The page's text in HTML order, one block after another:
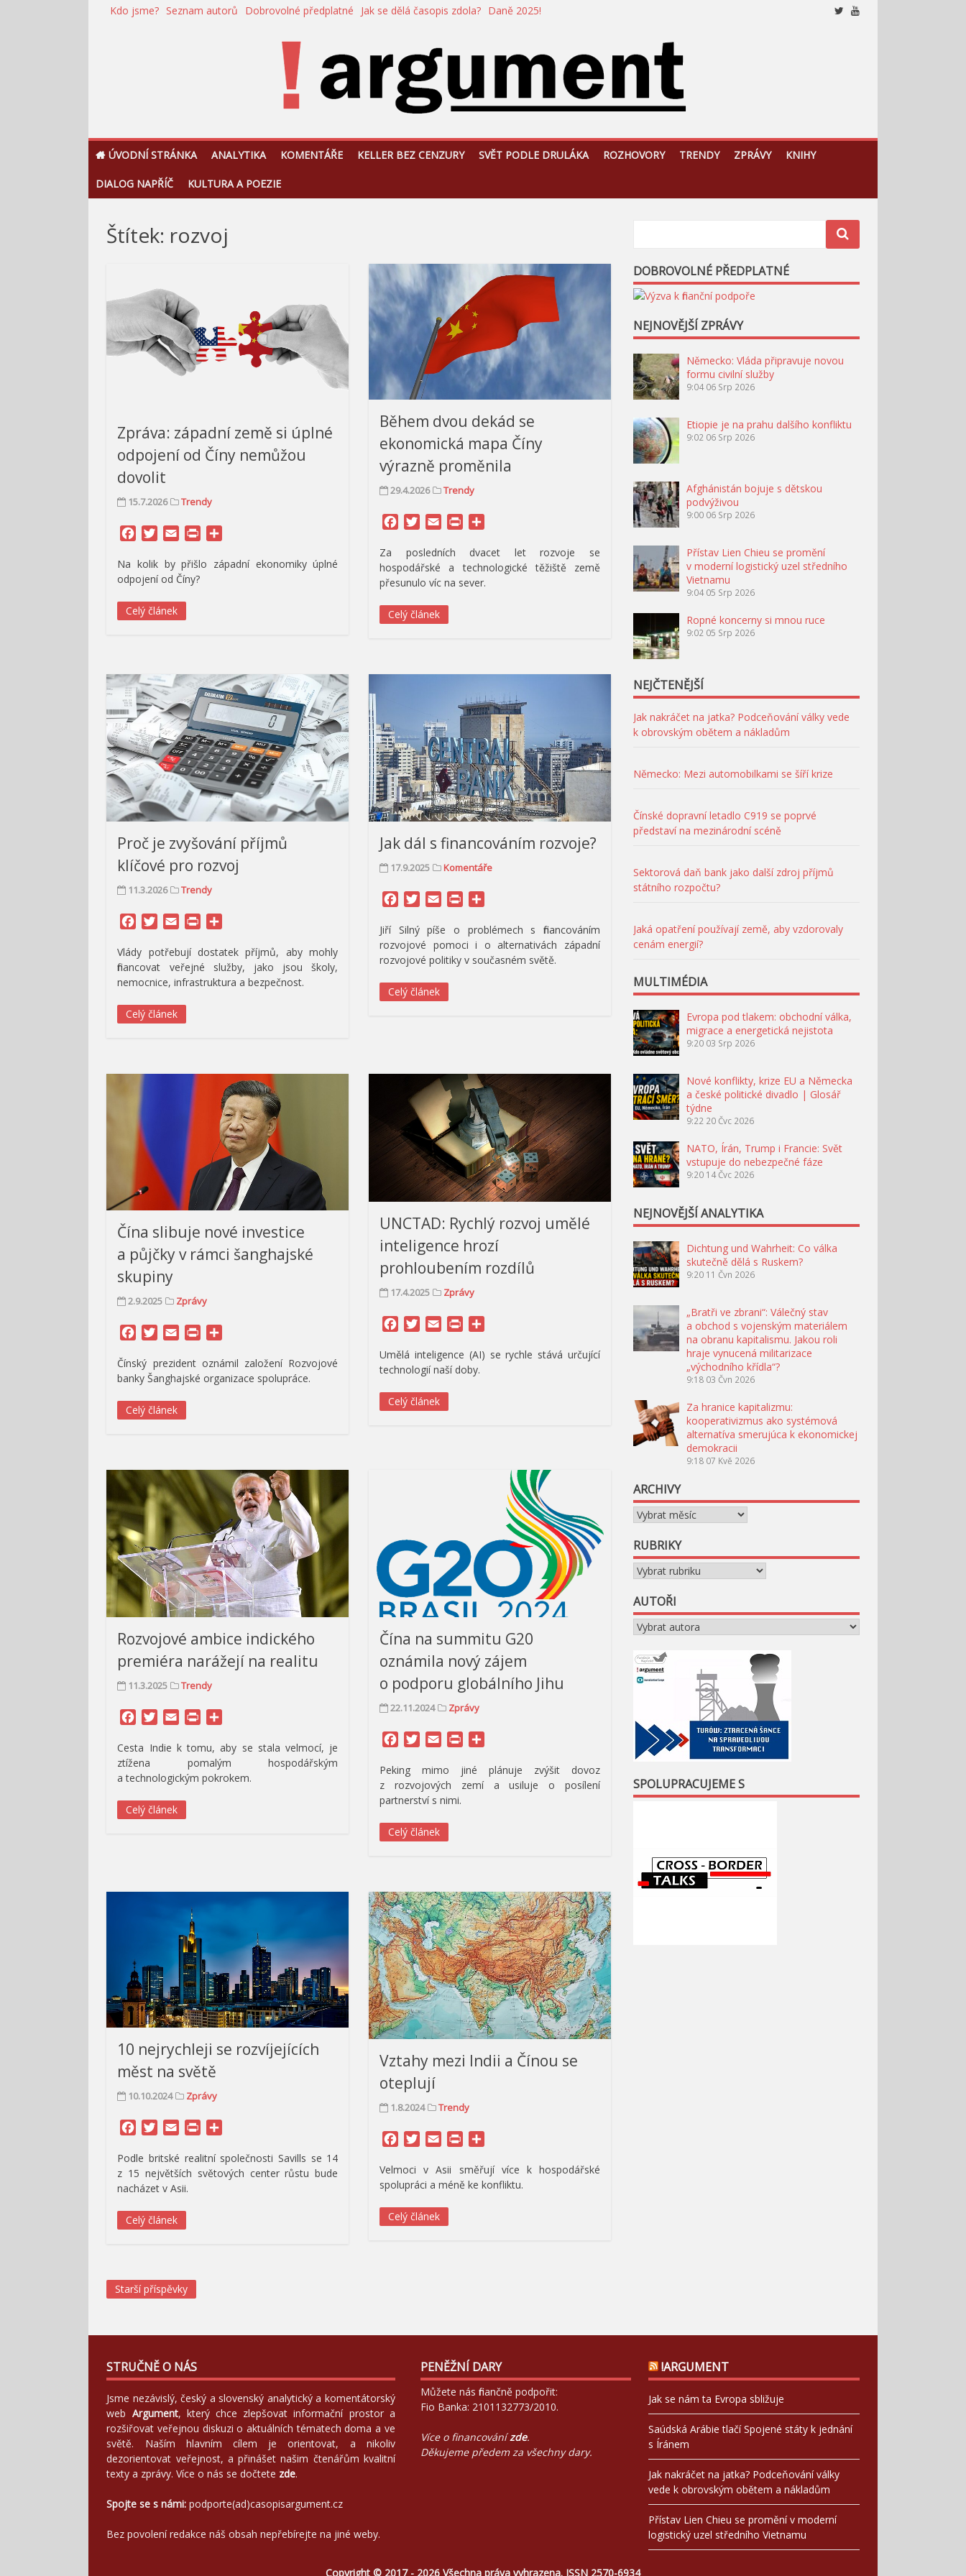
PřeskočitKdo jsme? Seznam autorů Dobrovolné předplatné Jak se dělá časopis zdola? Daně 2025!
!Argument
ÚVODNÍ STRÁNKA ANALYTIKA KOMENTÁŘE KELLER BEZ CENZURY SVĚT PODLE DRULÁKA ROZHOVORY TRENDY ZPRÁVY KNIHY
DIALOG NAPŘÍČ KULTURA A POEZIE
Štítek: rozvoj
Zpráva: západní země si úplné
odpojení od Číny nemůžou
dovolit
15.7.2026 Trendy
Facebook
Twitter
Email Print
Na kolik by přišlo západní ekonomiky úplné
odpojení od Číny?
Celý článek
Během dvou dekád se
ekonomická mapa Číny
výrazně proměnila
29.4.2026 Trendy
Facebook
Twitter
Email Print
Za posledních dvacet let rozvoje se
hospodářské a technologické těžiště země
přesunulo víc na sever.
Celý článek
Proč je zvyšování příjmů
klíčové pro rozvoj
11.3.2026 Trendy
Facebook
Twitter
Email Print
Vlády potřebují dostatek příjmů, aby mohly
financovat veřejné služby, jako jsou školy,
nemocnice, infrastruktura a bezpečnost.
Celý článek
Jak dál s financováním rozvoje?
17.9.2025 Komentáře
Facebook
Twitter
Email Print
Jiří Silný píše o problémech s financováním
rozvojové pomoci i o alternativách západní
rozvojové politiky v současném světě.
Celý článek
Čína slibuje nové investice
a půjčky v rámci šanghajské
skupiny
2.9.2025 Zprávy
Facebook
Twitter
Email Print
Čínský prezident oznámil založení Rozvojové
banky Šanghajské organizace spolupráce.
Celý článek
UNCTAD: Rychlý rozvoj umělé
inteligence hrozí
prohloubením rozdílů
17.4.2025 Zprávy
Facebook
Twitter
Email Print
Umělá inteligence (AI) se rychle stává určující
technologií naší doby.
Celý článek
Rozvojové ambice indického
premiéra narážejí na realitu
11.3.2025 Trendy
Facebook
Twitter
Email Print
Cesta Indie k tomu, aby se stala velmocí, je
ztížena pomalým hospodářským
a technologickým pokrokem.
Celý článek
Čína na summitu G20
oznámila nový zájem
o podporu globálního Jihu
22.11.2024 Zprávy
Facebook
Twitter
Email Print
Peking mimo jiné plánuje zvýšit dovoz
z rozvojových zemí a usiluje o posílení
partnerství s nimi.
Celý článek
10 nejrychleji se rozvíjejících
měst na světě
10.10.2024 Zprávy
Facebook
Twitter
Email Print
Podle britské realitní společnosti Savills se 14
z 15 největších světových center růstu bude
nacházet v Asii.
Celý článek
Vztahy mezi Indii a Čínou se
oteplují
1.8.2024 Trendy
Facebook
Twitter
Email Print
Velmoci v Asii směřují více k hospodářské
spolupráci a méně ke konfliktu.
Celý článek
Navigace
příspěvky
Starší příspěvky
DOBROVOLNÉ PŘEDPLATNÉ
NEJNOVĚJŠÍ ZPRÁVY
Německo: Vláda připravuje novou
formu civilní služby
9:04 06 Srp 2026
Etiopie je na prahu dalšího konfliktu
9:02 06 Srp 2026
Afghánistán bojuje s dětskou
podvýživou
9:00 06 Srp 2026
Přístav Lien Chieu se promění
v moderní logistický uzel středního
Vietnamu
9:04 05 Srp 2026
Ropné koncerny si mnou ruce
9:02 05 Srp 2026
NEJČTENĚJŠÍ
Jak nakráčet na jatka? Podceňování války vede
k obrovským obětem a nákladům
Německo: Mezi automobilkami se šíří krize
Čínské dopravní letadlo C919 se poprvé
představí na mezinárodní scéně
Sektorová daň bank jako další zdroj příjmů
státního rozpočtu?
Jaká opatření používají země, aby vzdorovaly
cenám energií?
MULTIMÉDIA
Evropa pod tlakem: obchodní válka,
migrace a energetická nejistota
9:20 03 Srp 2026
Nové konflikty, krize EU a Německa
a české politické divadlo | Glosář
týdne
9:22 20 Čvc 2026
NATO, Írán, Trump i Francie: Svět
vstupuje do nebezpečné fáze
9:20 14 Čvc 2026
NEJNOVĚJŠÍ ANALYTIKA
Dichtung und Wahrheit: Co válka
skutečně dělá s Ruskem?
9:20 11 Čvn 2026
„Bratři ve zbrani“: Válečný stav
a obchod s vojenským materiálem
na obranu kapitalismu. Jakou roli
hraje vynucená militarizace
„východního křídla“?
9:18 03 Čvn 2026
Za hranice kapitalizmu:
kooperativizmus ako systémová
alternatíva smerujúca k ekonomickej
demokracii
9:18 07 Kvě 2026
ARCHIVY
Archivy
RUBRIKY
Rubriky
AUTOŘI
SPOLUPRACUJEME S
STRUČNĚ O NÁS
Jsme nezávislý, český a slovenský analytický a komentátorský
web Argument, který chce zlepšovat informační prostor a
rozšiřovat veřejnou diskuzi o aktuálních tématech doma a ve
světě. Naším hlavním cílem je orientovat, a nikoliv
dezorientovat veřejnost, a přinášet našim čtenářům kvalitní
texty a zprávy. Více o nás se dočtete zde.
Spojte se s námi: podporte(ad)casopisargument.cz
Bez povolení redakce náš obsah nepřebírejte na jiné weby.
PENĚŽNÍ DARY
Můžete nás finančně podpořit:
Fio Banka: 2101132773/2010.
Více o financovánízde.
Děkujeme předem za všechny dary.
!ARGUMENT
Jak se nám ta Evropa sbližuje
Saúdská Arábie tlačí Spojené státy k jednání
s Íránem
Jak nakráčet na jatka? Podceňování války
vede k obrovským obětem a nákladům
Přístav Lien Chieu se promění v moderní
logistický uzel středního Vietnamu
Copyright © 2017 - 2026 Všechna práva vyhrazena. ISSN 2570-6934